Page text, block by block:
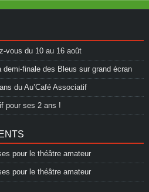
vous du 10 au 16 août
finale des Bleus sur grand écran
du Au’Café Associatif
pour ses 2 ans !
pour le théâtre amateur
pour le théâtre amateur